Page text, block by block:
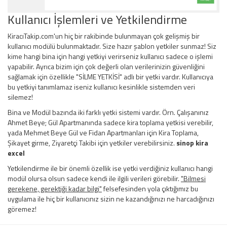
Kullanıcı İşlemleri ve Yetkilendirme
KiracıTakip.com'un hiç bir rakibinde bulunmayan çok gelişmiş bir
kullanıcı modülü bulunmaktadır. Size hazır şablon yetkiler sunmaz! Siz
kime hangi bina için hangi yetkiyi verirseniz kullanıcı sadece o işlemi
yapabilir. Ayrıca bizim için çok değerli olan verilerinizin güvenliğini
sağlamak için özellikle "SİLME YETKİSİ" adlı bir yetki vardır. Kullanıcıya
bu yetkiyi tanımlamaz iseniz kullanıcı kesinlikle sistemden veri
silemez!
Bina ve Modül bazında iki farklı yetki sistemi vardır. Örn. Çalışanınız
Ahmet Beye; Gül Apartmanında sadece kira toplama yetkisi verebilir,
yada Mehmet Beye Gül ve Fidan Apartmanları için Kira Toplama,
Şikayet girme, Ziyaretçi Takibi için yetkiler verebilirsiniz. sinop kira
excel
Yetkilendirme ile bir önemli özellik ise yetki verdiğiniz kullanıcı hangi
modül olursa olsun sadece kendi ile ilgili verileri görebilir."Bilmesi
gerekene, gerektiği kadar bilgi"felsefesinden yola çıktığımız bu
uygulama ile hiç bir kullanıcınız sizin ne kazandığınızı ne harcadığınızı
göremez!